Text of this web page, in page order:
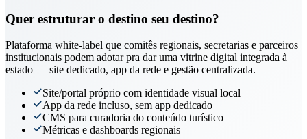
Quer estruturar o destino seu destino?
Plataforma white-label que comitês regionais, secretarias e parceiros
institucionais podem adotar pra dar uma vitrine digital integrada à
estado — site dedicado, app da rede e gestão centralizada.
Site/portal próprio com identidade visual local
App da rede incluso, sem app dedicado
CMS para curadoria do conteúdo turístico
Métricas e dashboards regionais